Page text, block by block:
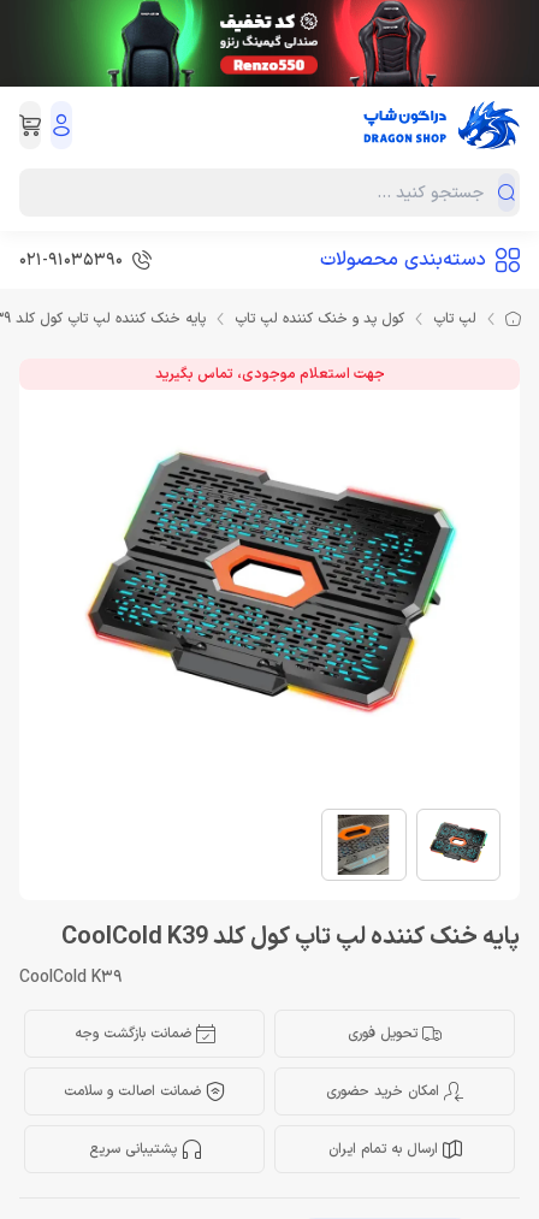
دسته‌بندی محصولات 021-91035390
لپ تاپ کول پد و خنک کننده لپ تاپ پایه خنک کننده لپ تاپ کول کلد CoolCold K39
جهت استعلام موجودی، تماس بگیرید
پایه خنک کننده لپ تاپ کول کلد CoolCold K39
CoolCold K39
تحویل فوری ضمانت بازگشت وجه
امکان خرید حضوری ضمانت اصالت و سلامت
ارسال به تمام ایران پشتیبانی سریع